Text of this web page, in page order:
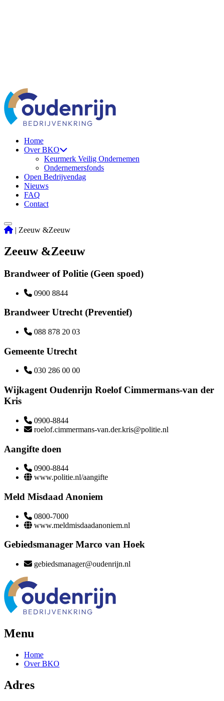
Home
Over BKO
Keurmerk Veilig Ondernemen
Ondernemersfonds
Open Bedrijvendag
Nieuws
FAQ
Contact
| Zeeuw &Zeeuw
Zeeuw &Zeeuw
Brandweer of Politie (Geen spoed)
0900 8844
Brandweer Utrecht (Preventief)
088 878 20 03
Gemeente Utrecht
030 286 00 00
Wijkagent Oudenrijn Roelof Cimmermans-van der
Kris
0900-8844
roelof.cimmermans-van.der.kris@politie.nl
Aangifte doen
0900-8844
www.politie.nl/aangifte
Meld Misdaad Anoniem
0800-7000
www.meldmisdaadanoniem.nl
Gebiedsmanager Marco van Hoek
gebiedsmanager@oudenrijn.nl
Menu
Home
Over BKO
Adres